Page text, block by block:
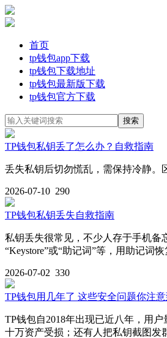
首页
tp钱包app下载
tp钱包下载地址
tp钱包最新版下载
tp钱包官方下载
TP钱包私钥丢了怎么办？自救指南
丢失私钥后切勿慌乱，需保持冷静。
2026-07-10 290
TP钱包私钥丢失自救指南
私钥丢失很常见，不少人存于手机备
“Keystore”或“助记词”等，用助记词
2026-07-02 330
TP钱包用几年了 这些安全问题你注
TP钱包自2018年出现已近八年，用
十万资产受损；还有人把私钥截图发